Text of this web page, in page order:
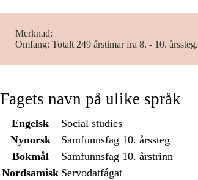
Merknad
Omfang: Totalt 249 årstimar fra 8. - 10. årssteg.
Fagets navn på ulike språk
Engelsk
Social studies
Nynorsk
Samfunnsfag 10. årssteg
Bokmål
Samfunnsfag 10. årstrinn
Nordsamisk Servodatfágat